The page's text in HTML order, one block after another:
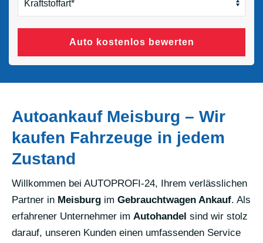
Auto kostenlos bewerten
Autoankauf Meisburg – Wir
kaufen Fahrzeuge in jedem
Zustand
Willkommen bei AUTOPROFI-24, Ihrem verlässlichen
Partner in Meisburg im Gebrauchtwagen Ankauf. Als
erfahrener Unternehmer im Autohandel sind wir stolz
darauf, unseren Kunden einen umfassenden Service